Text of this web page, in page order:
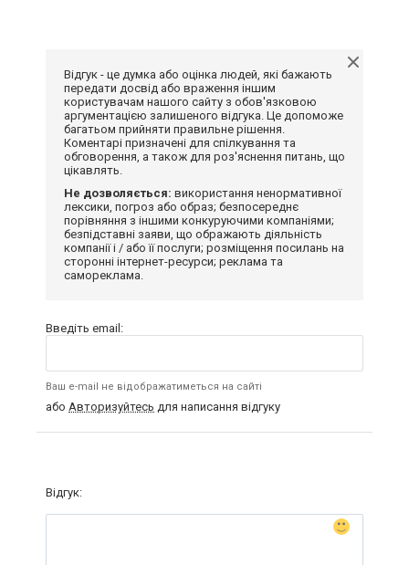
Відгук - це думка або оцінка людей, які бажають
передати досвід або враження іншим
користувачам нашого сайту з обов'язковою
аргументацією залишеного відгука. Це допоможе
багатьом прийняти правильне рішення.
Коментарі призначені для спілкування та
обговорення, а також для роз'яснення питань, що
цікавлять.
Не дозволяється: використання ненормативної
лексики, погроз або образ; безпосереднє
порівняння з іншими конкуруючими компаніями;
безпідставні заяви, що ображають діяльність
компанії і / або її послуги; розміщення посилань на
сторонні інтернет-ресурси; реклама та
самореклама.
Введіть email:
Ваш e-mail не відображатиметься на сайті
або Авторизуйтесь для написання відгуку
Відгук: